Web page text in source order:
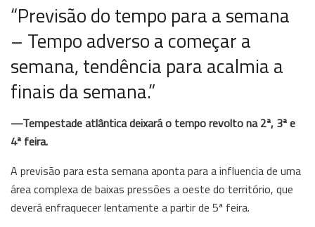
“Previsão do tempo para a semana
– Tempo adverso a começar a
semana, tendência para acalmia a
finais da semana.”
—Tempestade atlântica deixará o tempo revolto na 2ª, 3ª e
4ª feira.
A previsão para esta semana aponta para a influencia de uma
área complexa de baixas pressões a oeste do território, que
deverá enfraquecer lentamente a partir de 5ª feira.